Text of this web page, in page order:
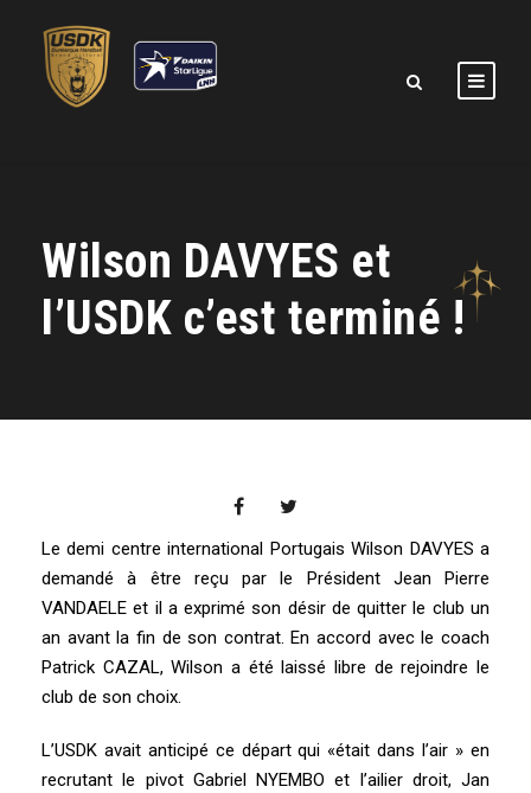
Wilson DAVYES et
l’USDK c’est terminé !
Le demi centre international Portugais Wilson DAVYES a
demandé à être reçu par le Président Jean Pierre
VANDAELE et il a exprimé son désir de quitter le club un
an avant la fin de son contrat. En accord avec le coach
Patrick CAZAL, Wilson a été laissé libre de rejoindre le
club de son choix.
L’USDK avait anticipé ce départ qui «était dans l’air » en
recrutant le pivot Gabriel NYEMBO et l’ailier droit, Jan